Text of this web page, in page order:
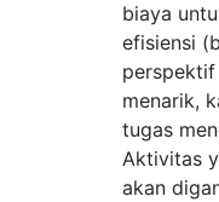
biaya
efisiensi
menarik,
tugas
Aktivitas
akan